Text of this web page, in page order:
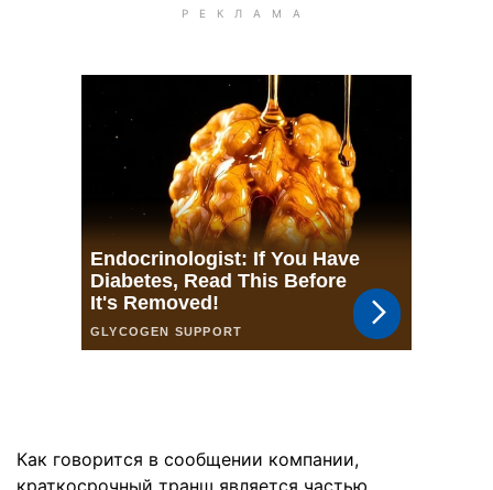
Как говорится в сообщении компании,
краткосрочный транш является частью